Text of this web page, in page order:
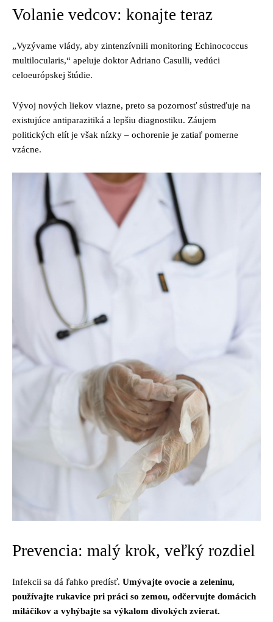
Volanie vedcov: konajte teraz
„Vyzývame vlády, aby zintenzívnili monitoring Echinococcus
multilocularis,“ apeluje doktor Adriano Casulli, vedúci
celoeurópskej štúdie.
Vývoj nových liekov viazne, preto sa pozornosť sústreďuje na
existujúce antiparazitiká a lepšiu diagnostiku. Záujem
politických elít je však nízky – ochorenie je zatiaľ pomerne
vzácne.
Prevencia: malý krok, veľký rozdiel
Infekcii sa dá ľahko predísť. Umývajte ovocie a zeleninu,
používajte rukavice pri práci so zemou, odčervujte domácich
miláčikov a vyhýbajte sa výkalom divokých zvierat.